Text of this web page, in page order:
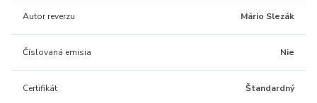
Autor reverzu Mário Slezák
Číslovaná emisia Nie
Certifikát Štandardný